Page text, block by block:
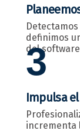
definimos
del
3
Impulsa
incrementa